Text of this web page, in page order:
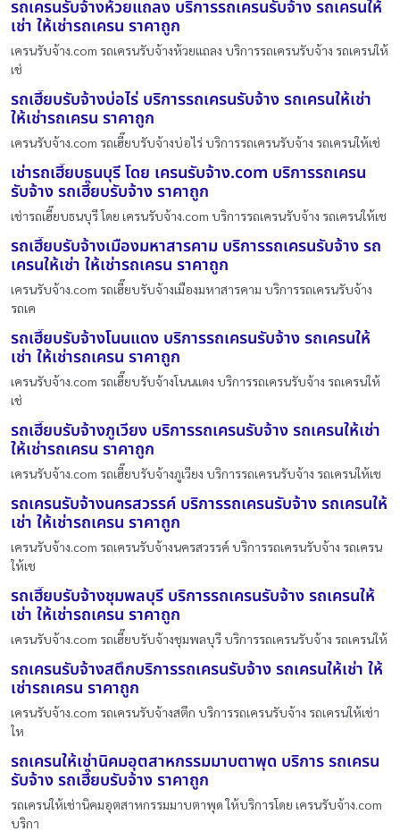
รถเครนรับจ้างห้วยแถลง บริการรถเครนรับจ้าง รถเครนให้
เช่า ให้เช่ารถเครน ราคาถูก
เครนรับจ้าง.com รถเครนรับจ้างห้วยแถลง บริการรถเครนรับจ้าง รถเครนให้
เช่
รถเฮี๊ยบรับจ้างบ่อไร่ บริการรถเครนรับจ้าง รถเครนให้เช่า
ให้เช่ารถเครน ราคาถูก
เครนรับจ้าง.com รถเฮี๊ยบรับจ้างบ่อไร่ บริการรถเครนรับจ้าง รถเครนให้เช่
เช่ารถเฮี๊ยบธนบุรี โดย เครนรับจ้าง.com บริการรถเครน
รับจ้าง รถเฮี๊ยบรับจ้าง ราคาถูก
เช่ารถเฮี๊ยบธนบุรี โดย เครนรับจ้าง.com บริการรถเครนรับจ้าง รถเครนให้เช
รถเฮี๊ยบรับจ้างเมืองมหาสารคาม บริการรถเครนรับจ้าง รถ
เครนให้เช่า ให้เช่ารถเครน ราคาถูก
เครนรับจ้าง.com รถเฮี๊ยบรับจ้างเมืองมหาสารคาม บริการรถเครนรับจ้าง
รถเค
รถเฮี๊ยบรับจ้างโนนแดง บริการรถเครนรับจ้าง รถเครนให้
เช่า ให้เช่ารถเครน ราคาถูก
เครนรับจ้าง.com รถเฮี๊ยบรับจ้างโนนแดง บริการรถเครนรับจ้าง รถเครนให้
เช่
รถเฮี๊ยบรับจ้างภูเวียง บริการรถเครนรับจ้าง รถเครนให้เช่า
ให้เช่ารถเครน ราคาถูก
เครนรับจ้าง.com รถเฮี๊ยบรับจ้างภูเวียง บริการรถเครนรับจ้าง รถเครนให้เช
รถเครนรับจ้างนครสวรรค์ บริการรถเครนรับจ้าง รถเครนให้
เช่า ให้เช่ารถเครน ราคาถูก
เครนรับจ้าง.com รถเครนรับจ้างนครสวรรค์ บริการรถเครนรับจ้าง รถเครน
ให้เช
รถเฮี๊ยบรับจ้างชุมพลบุรี บริการรถเครนรับจ้าง รถเครนให้
เช่า ให้เช่ารถเครน ราคาถูก
เครนรับจ้าง.com รถเฮี๊ยบรับจ้างชุมพลบุรี บริการรถเครนรับจ้าง รถเครนให้
รถเครนรับจ้างสตึกบริการรถเครนรับจ้าง รถเครนให้เช่า ให้
เช่ารถเครน ราคาถูก
เครนรับจ้าง.com รถเครนรับจ้างสตึก บริการรถเครนรับจ้าง รถเครนให้เช่า
ให
รถเครนให้เช่านิคมอุตสาหกรรมมาบตาพุด บริการ รถเครน
รับจ้าง รถเฮี๊ยบรับจ้าง ราคาถูก
รถเครนให้เช่านิคมอุตสาหกรรมมาบตาพุด ให้บริการโดย เครนรับจ้าง.com
บริกา